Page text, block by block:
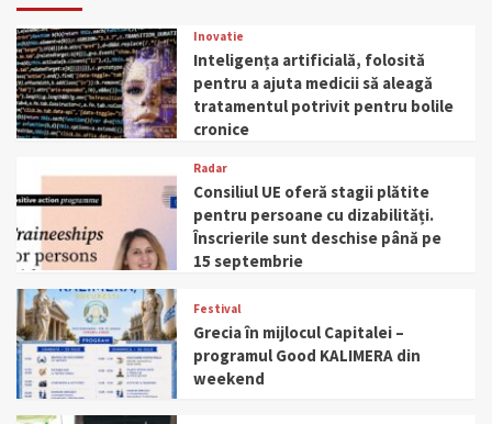
Inovatie
Inteligența artificială, folosită
pentru a ajuta medicii să aleagă
tratamentul potrivit pentru bolile
cronice
Radar
Consiliul UE oferă stagii plătite
pentru persoane cu dizabilități.
Înscrierile sunt deschise până pe
15 septembrie
Festival
Grecia în mijlocul Capitalei –
programul Good KALIMERA din
weekend